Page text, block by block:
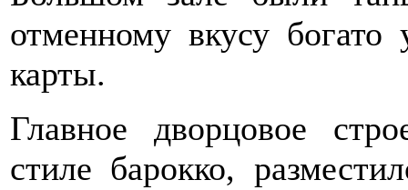
отменному вкусу
карты.
Главное дворцовое
стиле барокко,